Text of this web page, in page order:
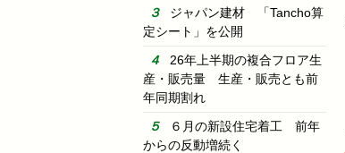
ジャパン建材 「Tancho算
定シート」を公開
26年上半期の複合フロア生
産・販売量 生産・販売とも前
年同期割れ
６月の新設住宅着工 前年
からの反動増続く